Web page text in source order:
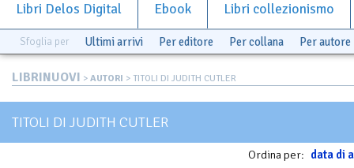
Libri Delos Digital Ebook Libri collezionismo
Sfoglia per Ultimi arrivi Per editore Per collana Per autore
LIBRINUOVI > AUTORI > TITOLI DI JUDITH CUTLER
TITOLI DI JUDITH CUTLER
Ordina per: data di